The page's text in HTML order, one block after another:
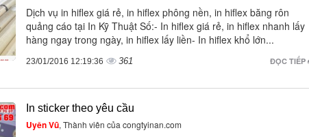
Dịch vụ in hiflex giá rẻ, in hiflex phông nền, in hiflex băng rôn
quảng cáo tại In Kỹ Thuật Số:- In hiflex giá rẻ, in hiflex nhanh lấy
hàng ngay trong ngày, in hiflex lấy liền- In hiflex khổ lớn...
ĐỌC TIẾP
23/01/2016 12:19:36 361
In sticker theo yêu cầu
Uyên Vũ, Thành viên của congtyinan.com